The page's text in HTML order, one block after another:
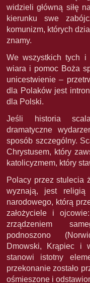
widzieli główną siłę
kierunku swe
komunizm, których
znamy.
We wszystkich tych i
wiara i pomoc Boża
unicestwienie –
dla Polaków jest
dla Polski.
Jeśli historia
dramatyczne
sposób szczególny.
Chrystusem, który
katolicyzmem, który
Polacy przez stulecia
wyznają, jest
narodowego, którą
założyciele i
zrządzeniem
podnoszono
Dmowski, Krąpiec i
stanowi istotny
przekonanie zostało
ośmieszone i